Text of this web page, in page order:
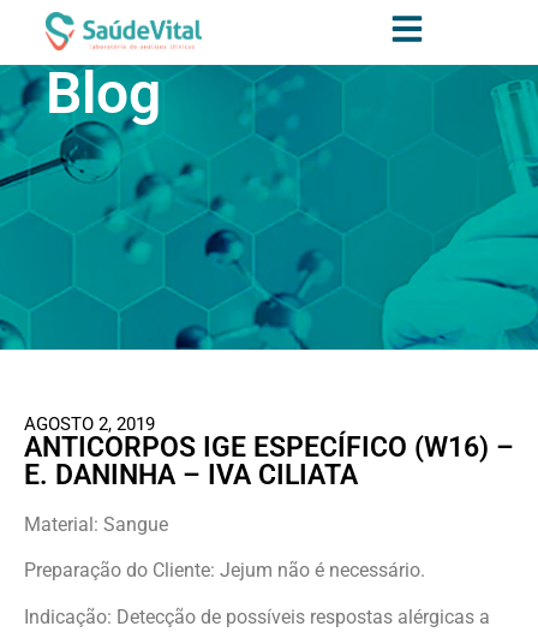
Blog
AGOSTO 2, 2019
ANTICORPOS IGE ESPECÍFICO (W16) –
E. DANINHA – IVA CILIATA
Material: Sangue
Preparação do Cliente: Jejum não é necessário.
Indicação: Detecção de possíveis respostas alérgicas a